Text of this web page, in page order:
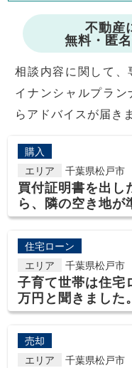
不動産
無料・匿
相談内容に関して、
イナンシャルプラ
らアドバイスが届き
購入
エリア
千葉県松戸市
買付証明書を出し
ら、隣の空き地が
住宅ローン
エリア
千葉県松戸市
子育て世帯は住宅
万円と聞きました
売却
エリア
千葉県松戸市